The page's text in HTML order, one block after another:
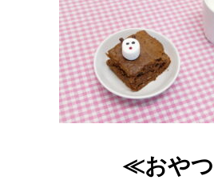
≪おや